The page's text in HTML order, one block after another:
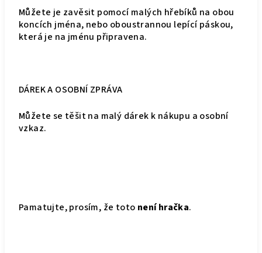
Můžete je zavěsit pomocí malých hřebíků na obou
koncích jména, nebo oboustrannou lepící páskou,
která je na jménu připravena.
DÁREK A OSOBNÍ ZPRÁVA
Můžete se těšit na malý dárek k nákupu a osobní
vzkaz.
Pamatujte, prosím, že toto není hračka.